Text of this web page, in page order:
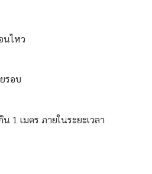
นไหว
รอบ
1 เมตร ภายในระยะเวลา